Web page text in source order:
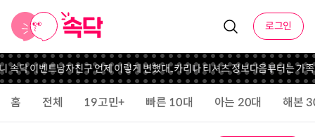
로그인
속닥 이벤트남자친구 언제 이렇게 변했대..카리나 티셔츠 정보다음부터는 가족
홈 전체 19고민+ 빠른 10대 아는 20대 해본